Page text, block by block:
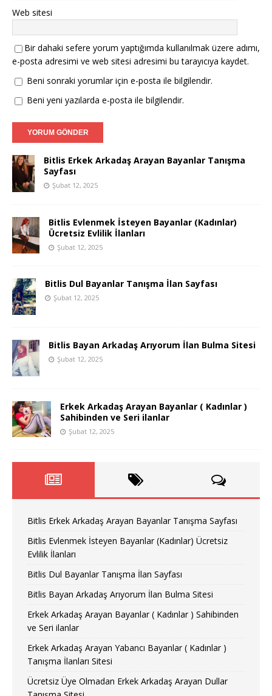
Web sitesi
Bir dahaki sefere yorum yaptığımda kullanılmak üzere adımı,
e-posta adresimi ve web sitesi adresimi bu tarayıcıya kaydet.
Beni sonraki yorumlar için e-posta ile bilgilendir.
Beni yeni yazılarda e-posta ile bilgilendir.
Bitlis Erkek Arkadaş Arayan Bayanlar Tanışma
Sayfası
Şubat 12, 2025
Bitlis Evlenmek İsteyen Bayanlar (Kadınlar)
Ücretsiz Evlilik İlanları
Şubat 12, 2025
Bitlis Dul Bayanlar Tanışma İlan Sayfası
Şubat 12, 2025
Bitlis Bayan Arkadaş Arıyorum İlan Bulma Sitesi
Şubat 12, 2025
Erkek Arkadaş Arayan Bayanlar ( Kadınlar )
Sahibinden ve Seri ilanlar
Şubat 12, 2025
Bitlis Erkek Arkadaş Arayan Bayanlar Tanışma Sayfası
Bitlis Evlenmek İsteyen Bayanlar (Kadınlar) Ücretsiz
Evlilik İlanları
Bitlis Dul Bayanlar Tanışma İlan Sayfası
Bitlis Bayan Arkadaş Arıyorum İlan Bulma Sitesi
Erkek Arkadaş Arayan Bayanlar ( Kadınlar ) Sahibinden
ve Seri ilanlar
Erkek Arkadaş Arayan Yabancı Bayanlar ( Kadınlar )
Tanışma İlanları Sitesi
Ücretsiz Üye Olmadan Erkek Arkadaş Arayan Dullar